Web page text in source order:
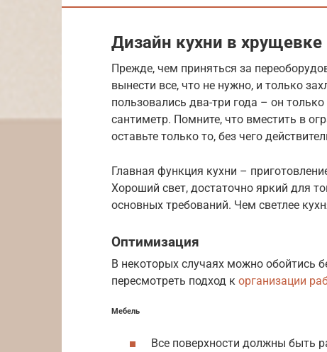
Дизайн кухни в хрущевке
Прежде, чем приняться за
вынести все, что не нужно, и только
пользовались два-три года – он
сантиметр. Помните, что вместить в
оставьте только то, без чего
Главная функция кухни –
Хороший свет, достаточно яркий для
основных требований. Чем светлее
Оптимизация
В некоторых случаях можно обойтись
пересмотреть подход к организации
Мебель
Все поверхности должны быть